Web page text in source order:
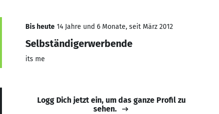
Bis heute 14 Jahre und 6 Monate, seit März 2012
Selbständigerwerbende
its me
Logg Dich jetzt ein, um das ganze Profil zu
sehen.